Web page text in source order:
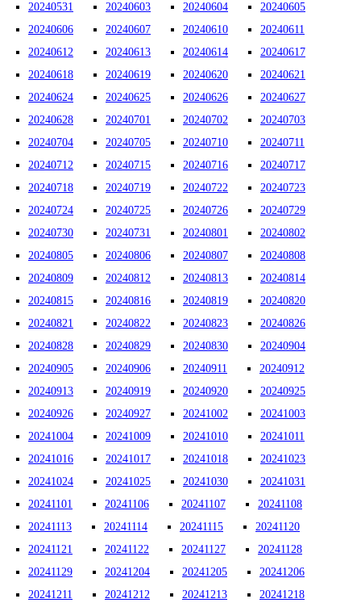
20240531
20240603 20240604
20240605
20240606
20240607 20240610
20240611
20240612
20240613 20240614
20240617
20240618
20240619 20240620
20240621
20240624
20240625 20240626
20240627
20240628
20240701 20240702
20240703
20240704
20240705 20240710
20240711
20240712
20240715 20240716
20240717
20240718
20240719 20240722
20240723
20240724
20240725 20240726
20240729
20240730
20240731 20240801
20240802
20240805
20240806 20240807
20240808
20240809
20240812 20240813
20240814
20240815
20240816 20240819
20240820
20240821
20240822 20240823
20240826
20240828
20240829 20240830
20240904
20240905
20240906 20240911
20240912
20240913
20240919 20240920
20240925
20240926
20240927 20241002
20241003
20241004
20241009 20241010
20241011
20241016
20241017 20241018
20241023
20241024
20241025 20241030
20241031
20241101
20241106 20241107
20241108
20241113
20241114 20241115
20241120
20241121
20241122 20241127
20241128
20241129
20241204 20241205
20241206
20241211
20241212 20241213
20241218